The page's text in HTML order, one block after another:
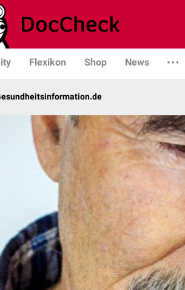
Flexikon Shop News